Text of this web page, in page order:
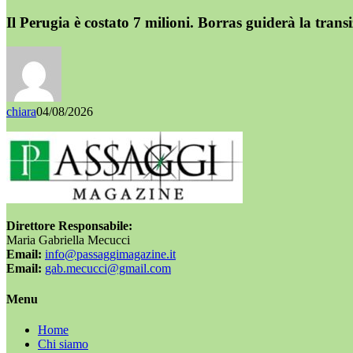
Il Perugia è costato 7 milioni. Borras guiderà la
chiara04/08/2026
Direttore Responsabile:
Maria Gabriella Mecucci
Email: info@passaggimagazine.it
Email: gab.mecucci@gmail.com
Menu
Home
Chi siamo